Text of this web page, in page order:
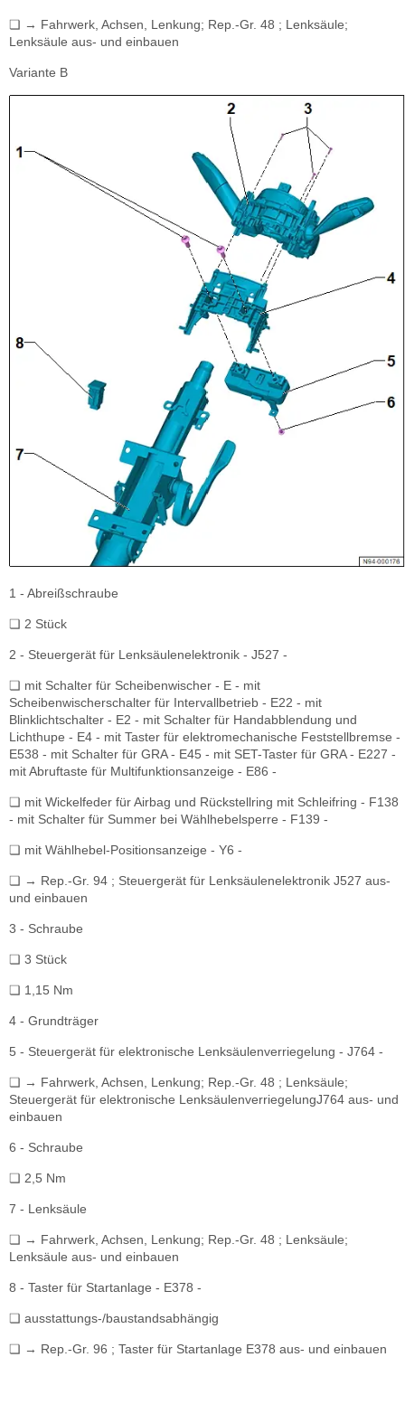
❏ → Fahrwerk, Achsen, Lenkung; Rep.-Gr. 48 ; Lenksäule;
Lenksäule aus- und einbauen
Variante B
1 - Abreißschraube
❏ 2 Stück
2 - Steuergerät für Lenksäulenelektronik - J527 -
❏ mit Schalter für Scheibenwischer - E - mit
Scheibenwischerschalter für Intervallbetrieb - E22 - mit
Blinklichtschalter - E2 - mit Schalter für Handabblendung und
Lichthupe - E4 - mit Taster für elektromechanische Feststellbremse -
E538 - mit Schalter für GRA - E45 - mit SET-Taster für GRA - E227 -
mit Abruftaste für Multifunktionsanzeige - E86 -
❏ mit Wickelfeder für Airbag und Rückstellring mit Schleifring - F138
- mit Schalter für Summer bei Wählhebelsperre - F139 -
❏ mit Wählhebel-Positionsanzeige - Y6 -
❏ → Rep.-Gr. 94 ; Steuergerät für Lenksäulenelektronik J527 aus-
und einbauen
3 - Schraube
❏ 3 Stück
❏ 1,15 Nm
4 - Grundträger
5 - Steuergerät für elektronische Lenksäulenverriegelung - J764 -
❏ → Fahrwerk, Achsen, Lenkung; Rep.-Gr. 48 ; Lenksäule;
Steuergerät für elektronische LenksäulenverriegelungJ764 aus- und
einbauen
6 - Schraube
❏ 2,5 Nm
7 - Lenksäule
❏ → Fahrwerk, Achsen, Lenkung; Rep.-Gr. 48 ; Lenksäule;
Lenksäule aus- und einbauen
8 - Taster für Startanlage - E378 -
❏ ausstattungs-/baustandsabhängig
❏ → Rep.-Gr. 96 ; Taster für Startanlage E378 aus- und einbauen